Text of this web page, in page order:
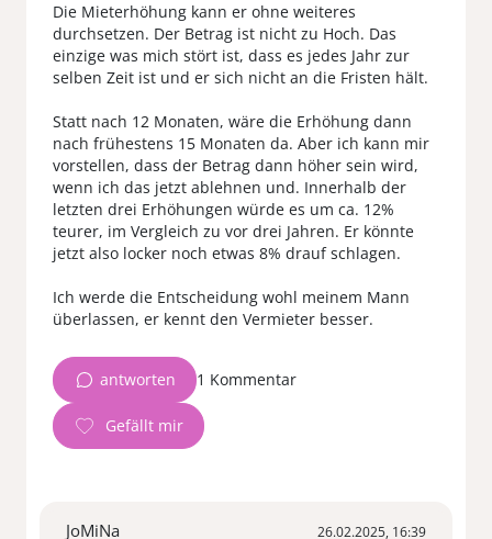
Die Mieterhöhung kann er ohne weiteres
durchsetzen. Der Betrag ist nicht zu Hoch. Das
einzige was mich stört ist, dass es jedes Jahr zur
selben Zeit ist und er sich nicht an die Fristen hält.
Statt nach 12 Monaten, wäre die Erhöhung dann
nach frühestens 15 Monaten da. Aber ich kann mir
vorstellen, dass der Betrag dann höher sein wird,
wenn ich das jetzt ablehnen und. Innerhalb der
letzten drei Erhöhungen würde es um ca. 12%
teurer, im Vergleich zu vor drei Jahren. Er könnte
jetzt also locker noch etwas 8% drauf schlagen.
Ich werde die Entscheidung wohl meinem Mann
antworten 1 Kommentar
JoMiNa 26.02.2025, 16:39